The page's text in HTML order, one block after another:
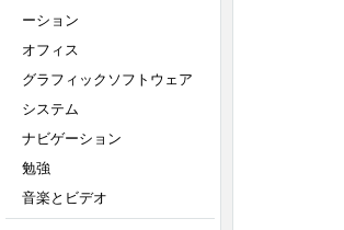
ーション
オフィス
グラフィックソフトウェア
システム
ナビゲーション
勉強
音楽とビデオ